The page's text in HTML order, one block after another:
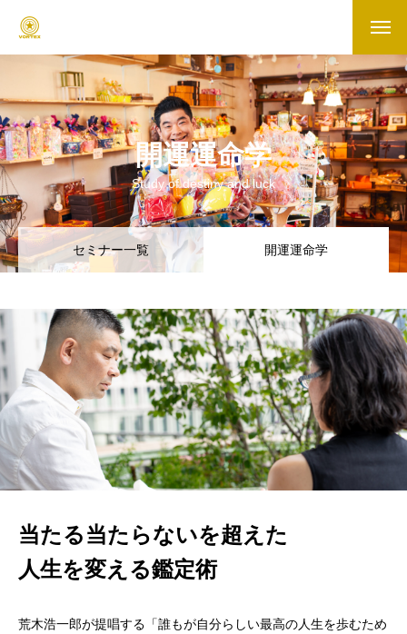
開運運命学
Study of destiny and luck
セミナー一覧 開運運命学
当たる当たらないを超えた
人生を変える鑑定術
荒木浩一郎が提唱する「誰もが自分らしい最高の人生を歩むため